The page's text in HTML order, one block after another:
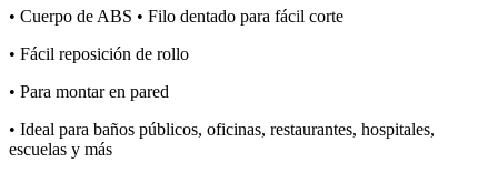
• Cuerpo de ABS • Filo dentado para fácil corte
• Fácil reposición de rollo
• Para montar en pared
• Ideal para baños públicos, oficinas, restaurantes, hospitales,
escuelas y más